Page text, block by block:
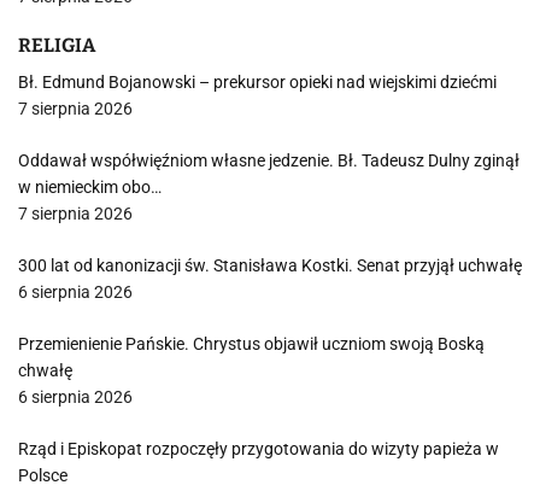
RELIGIA
Bł. Edmund Bojanowski – prekursor opieki nad wiejskimi dziećmi
7 sierpnia 2026
Oddawał współwięźniom własne jedzenie. Bł. Tadeusz Dulny zginął
w niemieckim obo…
7 sierpnia 2026
300 lat od kanonizacji św. Stanisława Kostki. Senat przyjął uchwałę
6 sierpnia 2026
Przemienienie Pańskie. Chrystus objawił uczniom swoją Boską
chwałę
6 sierpnia 2026
Rząd i Episkopat rozpoczęły przygotowania do wizyty papieża w
Polsce